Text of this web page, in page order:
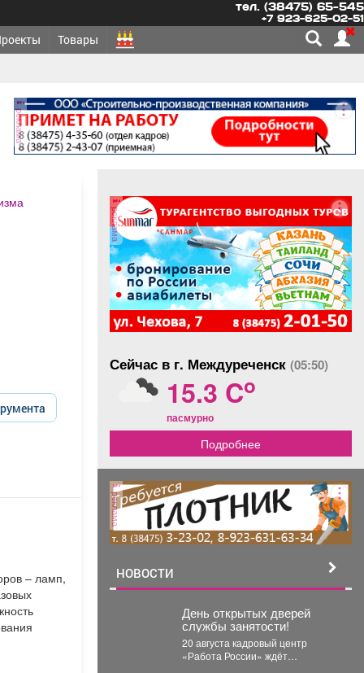
тел. (38475) 65-545
+7 923-625-02-51
Товары
реклама
– ламп,
реклама
Сейчас в г. Междуреченск (05:50)
15.3 Co
пасмурно
Подробнее
реклама
НОВОСТИ
День открытых дверей
службы занятости!
20 августа кадровый центр
«Работа России» ждёт